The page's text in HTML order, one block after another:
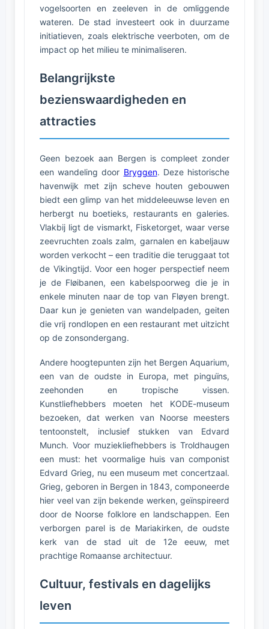
vogelsoorten en zeeleven in de omliggende
wateren. De stad investeert ook in duurzame
initiatieven, zoals elektrische veerboten, om de
impact op het milieu te minimaliseren.
Belangrijkste
bezienswaardigheden en
attracties
Geen bezoek aan Bergen is compleet zonder
een wandeling door Bryggen. Deze historische
havenwijk met zijn scheve houten gebouwen
biedt een glimp van het middeleeuwse leven en
herbergt nu boetieks, restaurants en galeries.
Vlakbij ligt de vismarkt, Fisketorget, waar verse
zeevruchten zoals zalm, garnalen en kabeljauw
worden verkocht – een traditie die teruggaat tot
de Vikingtijd. Voor een hoger perspectief neem
je de Fløibanen, een kabelspoorweg die je in
enkele minuten naar de top van Fløyen brengt.
Daar kun je genieten van wandelpaden, geiten
die vrij rondlopen en een restaurant met uitzicht
op de zonsondergang.
Andere hoogtepunten zijn het Bergen Aquarium,
een van de oudste in Europa, met pinguïns,
zeehonden en tropische vissen.
Kunstliefhebbers moeten het KODE-museum
bezoeken, dat werken van Noorse meesters
tentoonstelt, inclusief stukken van Edvard
Munch. Voor muziekliefhebbers is Troldhaugen
een must: het voormalige huis van componist
Edvard Grieg, nu een museum met concertzaal.
Grieg, geboren in Bergen in 1843, componeerde
hier veel van zijn bekende werken, geïnspireerd
door de Noorse folklore en landschappen. Een
verborgen parel is de Mariakirken, de oudste
kerk van de stad uit de 12e eeuw, met
prachtige Romaanse architectuur.
Cultuur, festivals en dagelijks
leven